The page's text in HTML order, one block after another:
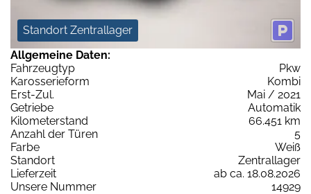
Standort Zentrallager
Allgemeine Daten:
Fahrzeugtyp
Pkw
Karosserieform
Kombi
Erst-Zul.
Mai / 2021
Getriebe
Automatik
Kilometerstand
66.451 km
Anzahl der Türen
5
Farbe
Weiß
Standort
Zentrallager
Lieferzeit
ab ca. 18.08.2026
Unsere Nummer
14929